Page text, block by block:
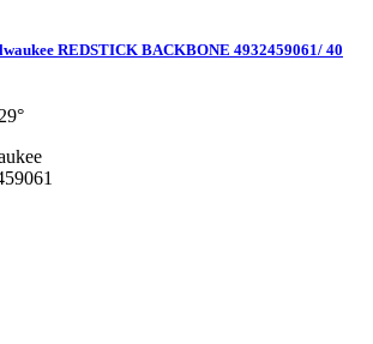
REDSTICK BACKBONE 4932459061/ 40